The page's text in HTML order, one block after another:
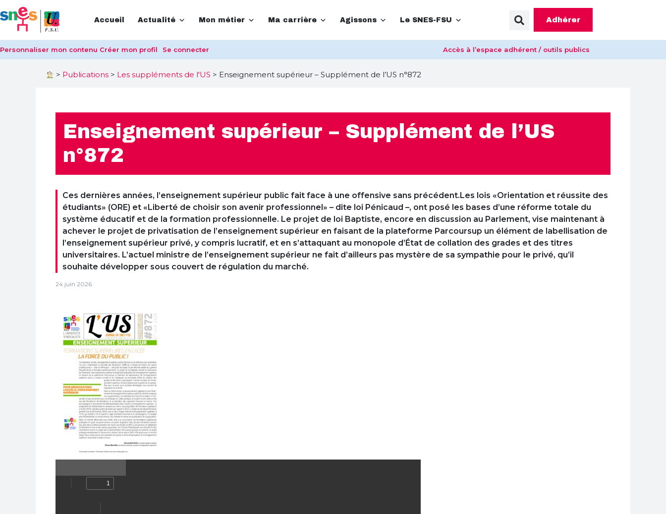
Accueil Actualité Mon métier Ma carrière Agissons Le SNES-FSU Adhérer
Personnaliser mon contenu Créer mon profil Se connecter Accès à l’espace adhérent / outils publics
> Publications > Les suppléments de l'US > Enseignement supérieur – Supplément de l’US n°872
Enseignement supérieur – Supplément de l’US
n°872
Ces dernières années, l’enseignement supérieur public fait face à une offensive sans précédent.Les lois «Orientation et réussite des
étudiants» (ORE) et «Liberté de choisir son avenir professionnel» – dite loi Pénicaud –, ont posé les bases d’une réforme totale du
système éducatif et de la formation professionnelle. Le projet de loi Baptiste, encore en discussion au Parlement, vise maintenant à
achever le projet de privatisation de l’enseignement supérieur en faisant de la plateforme Parcoursup un élément de labellisation de
l’enseignement supérieur privé, y compris lucratif, et en s’attaquant au monopole d’État de collation des grades et des titres
universitaires. L’actuel ministre de l’enseignement supérieur ne fait d’ailleurs pas mystère de sa sympathie pour le privé, qu’il
souhaite développer sous couvert de régulation du marché.
24 juin 2026